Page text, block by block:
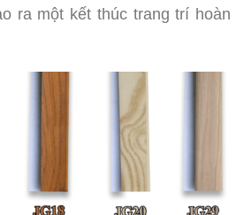
ra một kết thúc trang trí hoàn